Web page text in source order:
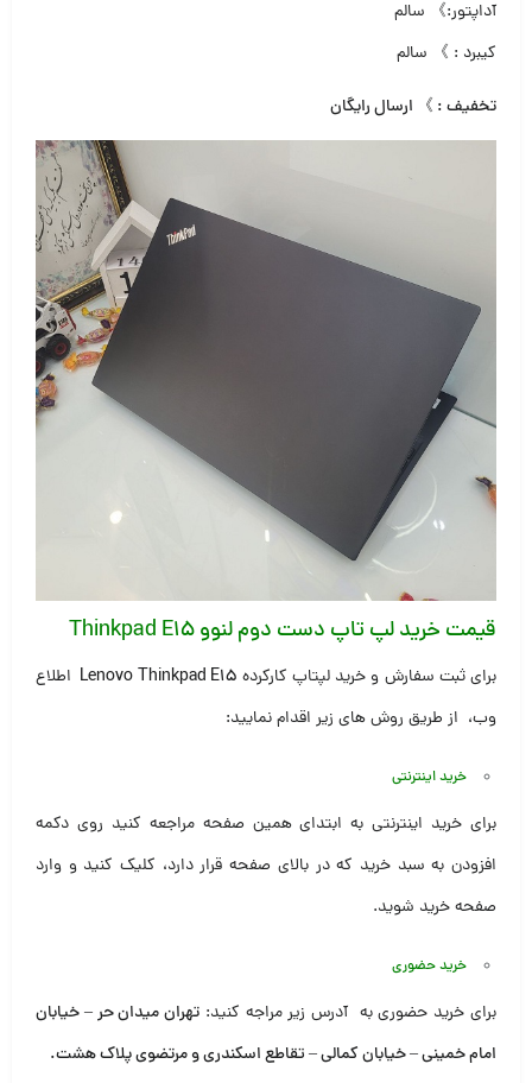
آداپتور:》 سالم
کیبرد : 》 سالم
تخفیف : 》 ارسال رایگان
قیمت خرید لپ تاپ دست دوم لنوو Thinkpad E15
برای ثبت سفارش و خرید لپتاپ کارکرده Lenovo Thinkpad E15 اطلاع
وب، از طریق روش های زیر اقدام نمایید:
خرید اینترنتی
برای خرید اینترنتی به ابتدای همین صفحه مراجعه کنید روی دکمه
افزودن به سبد خرید که در بالای صفحه قرار دارد، کلیک کنید و وارد
صفحه خرید شوید.
خرید حضوری
برای خرید حضوری به آدرس زیر مراجه کنید: تهران میدان حر – خیابان
امام خمینی – خیابان کمالی – تقاطع اسکندری و مرتضوی پلاک هشت.